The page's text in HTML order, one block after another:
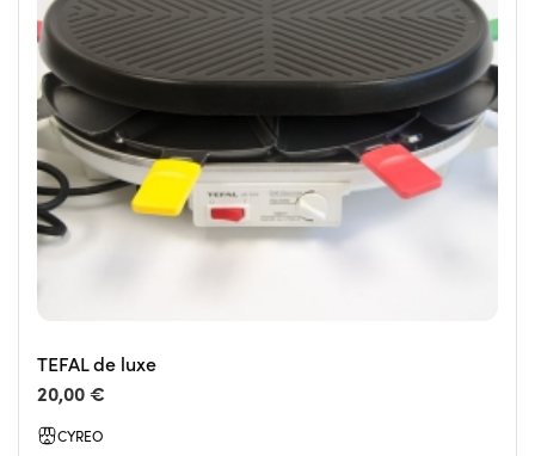
TEFAL de luxe
20,00 €
CYREO